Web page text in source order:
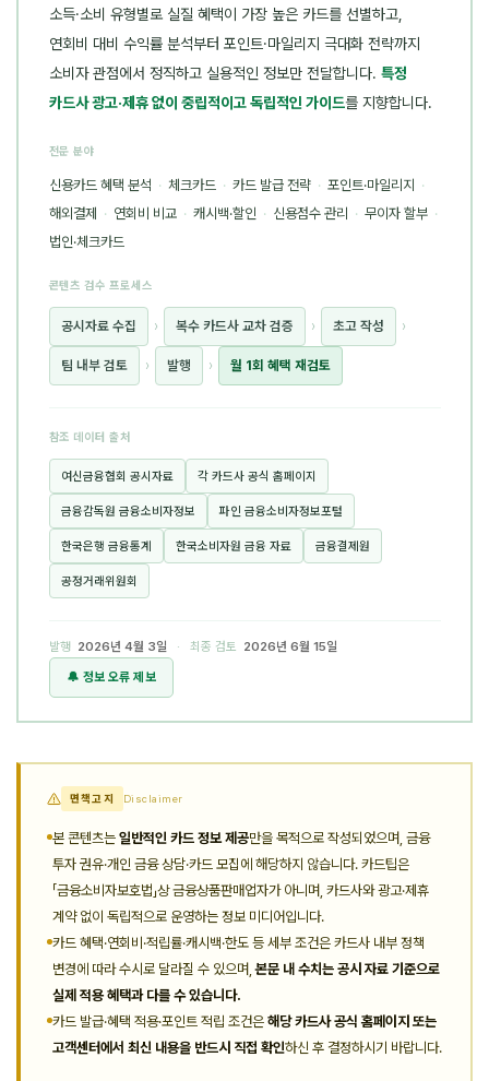
소득·소비 유형별로 실질 혜택이 가장 높은 카드를 선별하고,
연회비 대비 수익률 분석부터 포인트·마일리지 극대화 전략까지
소비자 관점에서 정직하고 실용적인 정보만 전달합니다. 특정
카드사 광고·제휴 없이 중립적이고 독립적인 가이드를 지향합니다.
전문 분야
신용카드 혜택 분석 · 체크카드 · 카드 발급 전략 · 포인트·마일리지 ·
해외결제 · 연회비 비교 · 캐시백·할인 · 신용점수 관리 · 무이자 할부 ·
법인·체크카드
콘텐츠 검수 프로세스
공시자료 수집 › 복수 카드사 교차 검증 › 초고 작성 ›
팀 내부 검토 › 발행 › 월 1회 혜택 재검토
참조 데이터 출처
여신금융협회 공시자료 각 카드사 공식 홈페이지
금융감독원 금융소비자정보 파인 금융소비자정보포털
한국은행 금융통계 한국소비자원 금융 자료 금융결제원
공정거래위원회
발행 2026년 4월 3일 · 최종 검토
2026년 6월 15일
🔔 정보 오류 제보
면책고지 Disclaimer
본 콘텐츠는 일반적인 카드 정보 제공만을 목적으로 작성되었으며, 금융
투자 권유·개인 금융 상담·카드 모집에 해당하지 않습니다. 카드팁은
「금융소비자보호법」상 금융상품판매업자가 아니며, 카드사와 광고·제휴
계약 없이 독립적으로 운영하는 정보 미디어입니다.
카드 혜택·연회비·적립률·캐시백·한도 등 세부 조건은 카드사 내부 정책
변경에 따라 수시로 달라질 수 있으며,본문 내 수치는 공시 자료 기준으로
실제 적용 혜택과 다를 수 있습니다.
카드 발급·혜택 적용·포인트 적립 조건은 해당 카드사 공식 홈페이지 또는
고객센터에서 최신 내용을 반드시 직접 확인하신 후 결정하시기 바랍니다.